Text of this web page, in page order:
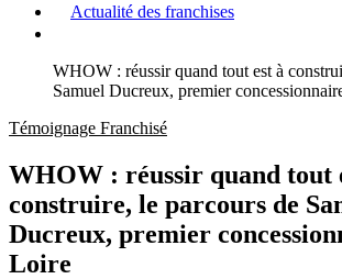
Actualité des franchises
WHOW : réussir quand tout est à
Samuel Ducreux, premier
Témoignage Franchisé
WHOW : réussir quand tout
construire, le parcours de
Ducreux, premier
Loire